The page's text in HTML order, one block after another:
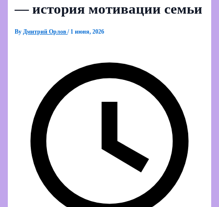
— история мотивации семьи
ByДмитрий Орлов/ 1 июня, 2026